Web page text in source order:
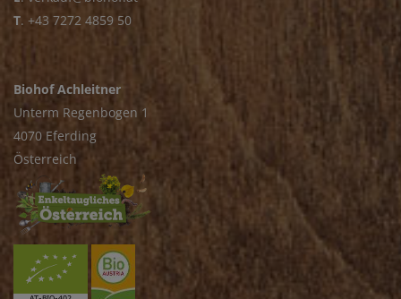
T. +43 7272 4859 50
Biohof Achleitner
Unterm Regenbogen 1
4070 Eferding
Österreich